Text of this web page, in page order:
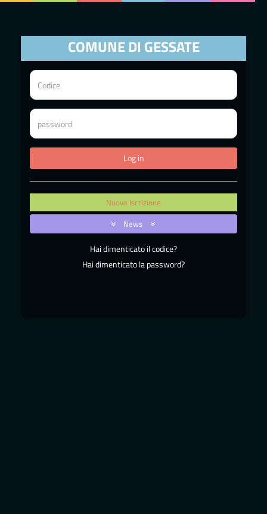
COMUNE DI GESSATE
Nuova Iscrizione
News
Hai dimenticato il codice?
Hai dimenticato la password?